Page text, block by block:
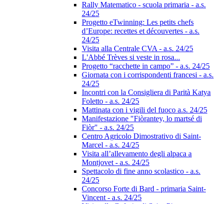
Rally Matematico - scuola primaria - a.s.
24/25
Progetto eTwinning: Les petits chefs
d’Europe: recettes et découvertes - a.s.
24/25
Visita alla Centrale CVA - a.s. 24/25
L'Abbé Trèves si veste in rosa...
Progetto “racchette in campo” - a.s. 24/25
Giornata con i corrispondenti francesi - a.s.
24/25
Incontri con la Consigliera di Parità Katya
Foletto - a.s. 24/25
Mattinata con i vigili del fuoco a.s. 24/25
Manifestazione "Fiòrantey, lo martsé di
Fiòr" - a.s. 24/25
Centro Agricolo Dimostrativo di Saint-
Marcel - a.s. 24/25
Visita all’allevamento degli alpaca a
Montjovet - a.s. 24/25
Spettacolo di fine anno scolastico - a.s.
24/25
Concorso Forte di Bard - primaria Saint-
Vincent - a.s. 24/25